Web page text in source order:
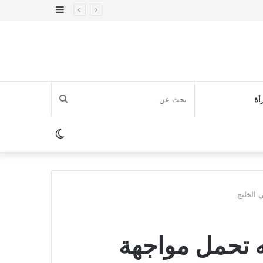
إضافة
بحث
عنالوضع
المظلم
الخليج
تحمل مواجهة